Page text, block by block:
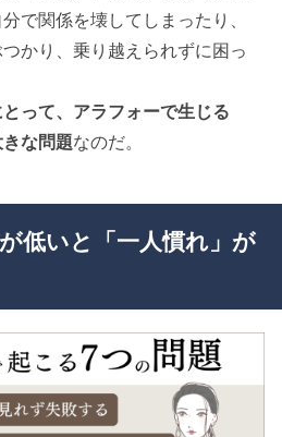
で関係を壊してしまったり、
かり、乗り越えられずに困っ
って、アラフォーで生じる
きな問題なのだ。
低いと「一人慣れ」が